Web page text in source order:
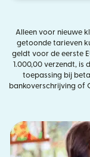
Alleen voor nieuwe
getoonde tarieven
geldt voor de eerste
1.000,00 verzendt, is
toepassing bij
bankoverschrijving of